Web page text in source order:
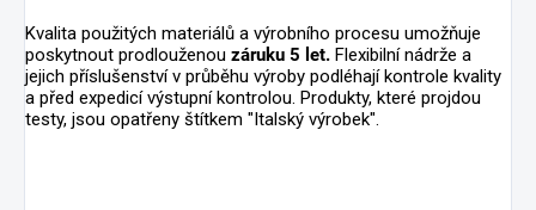
Kvalita použitých materiálů a výrobního procesu umožňuje
poskytnout prodlouženou záruku 5 let. Flexibilní nádrže a
jejich příslušenství v průběhu výroby podléhají kontrole kvality
a před expedicí výstupní kontrolou. Produkty, které projdou
testy, jsou opatřeny štítkem "Italský výrobek".